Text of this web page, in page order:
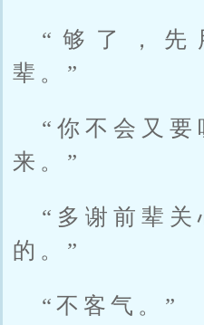
“够了，先
辈。”
“你不会又要
来。”
“多谢前辈关
的。”
“不客气。”